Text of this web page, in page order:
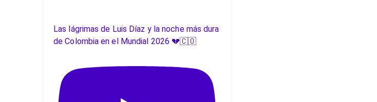
Las lágrimas de Luis Díaz y la noche más dura
de Colombia en el Mundial 2026 💔🇨🇴